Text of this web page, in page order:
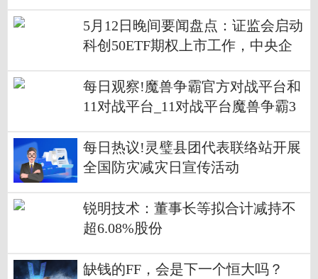
5月12日晚间要闻盘点：证监会启动
科创50ETF期权上市工作，中央企
调查|环球热推荐
每日观察!魔兽争霸官方对战平台和
11对战平台_11对战平台魔兽争霸3
每日热议!灵璧县团代表联络站开展
全国防灾减灾日宣传活动
锐明技术：董事长等拟合计减持不
超6.08%股份
缺钱的FF，会是下一个恒大吗？